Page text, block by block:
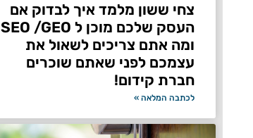
צחי ששון מלמד איך לבדוק אם
העסק שלכם מוכן ל SEO /GEO
ומה אתם צריכים לשאול את
עצמכם לפני שאתם שוכרים
חברת קידום!
לכתבה המלאה »